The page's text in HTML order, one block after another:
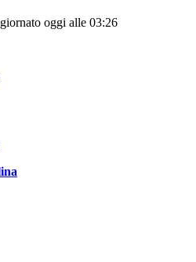
oggi alle 03:26